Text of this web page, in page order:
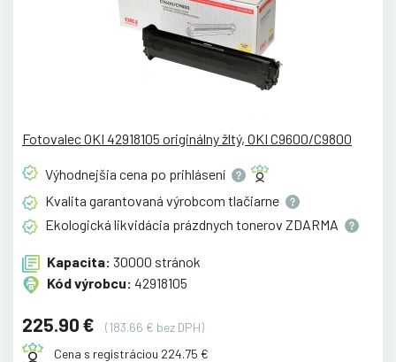
Fotovalec OKI 42918105 originálny žltý, OKI C9600/C9800
Výhodnejšia cena po prihlásení
Kvalita garantovaná výrobcom tlačiarne
Ekologická likvidácia prázdnych tonerov ZDARMA
Kapacita: 30000 stránok
Kód výrobcu: 42918105
225.90 €
(183.66 € bez DPH)
Cena s registráciou 224.75 €